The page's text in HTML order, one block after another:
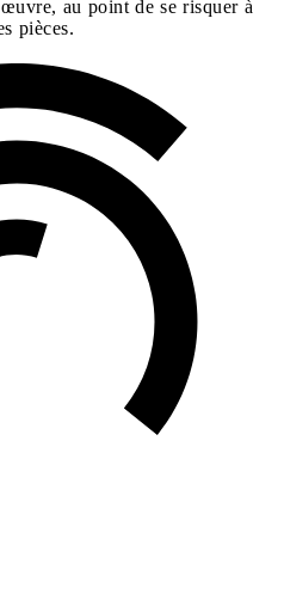
au point de se risquer à
pièces.